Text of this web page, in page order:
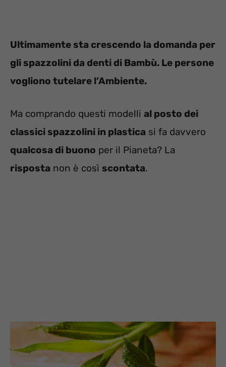
Ultimamente sta crescendo la domanda per
gli spazzolini da denti di Bambù. Le persone
vogliono tutelare l’Ambiente.
Ma comprando questi modelli al posto dei
classici spazzolini in plastica si fa davvero
qualcosa di buono per il Pianeta? La
risposta non è così scontata.